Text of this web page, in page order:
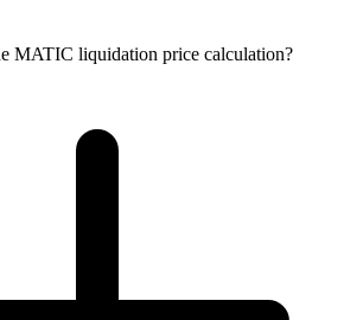
MATIC liquidation price calculation?